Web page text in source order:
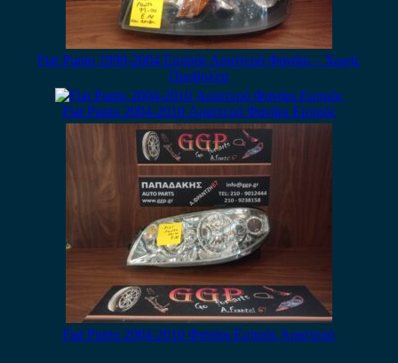
Fiat Punto 1999-2004 Εμπρός Αριστερό Φανάρι – Χωρίς
Προβολέα
Fiat Punto 2004-2010 Αριστερό Φανάρι Εμπρός
Fiat Punto 2004-2010 Φανάρι Εμπρός Αριστερό